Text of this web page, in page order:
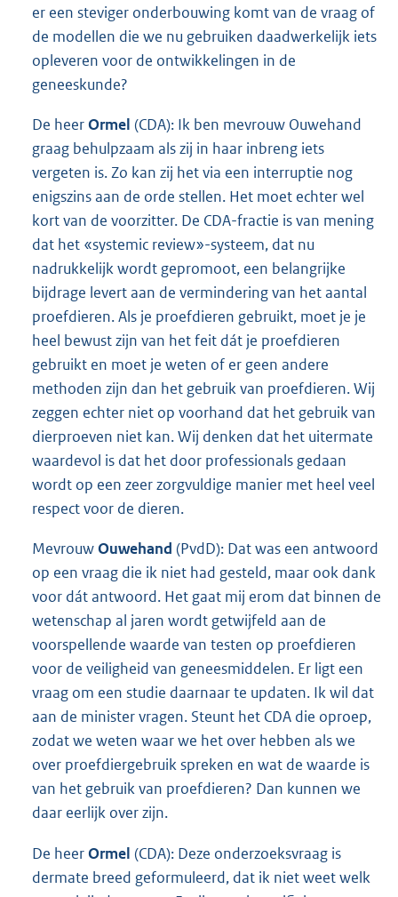
er een steviger onderbouwing komt van de vraag of
de modellen die we nu gebruiken daadwerkelijk iets
opleveren voor de ontwikkelingen in de
geneeskunde?
De heerOrmel (CDA): Ik ben mevrouw Ouwehand
graag behulpzaam als zij in haar inbreng iets
vergeten is. Zo kan zij het via een interruptie nog
enigszins aan de orde stellen. Het moet echter wel
kort van de voorzitter. De CDA-fractie is van mening
dat het «systemic review»-systeem, dat nu
nadrukkelijk wordt gepromoot, een belangrijke
bijdrage levert aan de vermindering van het aantal
proefdieren. Als je proefdieren gebruikt, moet je je
heel bewust zijn van het feit dát je proefdieren
gebruikt en moet je weten of er geen andere
methoden zijn dan het gebruik van proefdieren. Wij
zeggen echter niet op voorhand dat het gebruik van
dierproeven niet kan. Wij denken dat het uitermate
waardevol is dat het door professionals gedaan
wordt op een zeer zorgvuldige manier met heel veel
respect voor de dieren.
MevrouwOuwehand (PvdD): Dat was een antwoord
op een vraag die ik niet had gesteld, maar ook dank
voor dát antwoord. Het gaat mij erom dat binnen de
wetenschap al jaren wordt getwijfeld aan de
voorspellende waarde van testen op proefdieren
voor de veiligheid van geneesmiddelen. Er ligt een
vraag om een studie daarnaar te updaten. Ik wil dat
aan de minister vragen. Steunt het CDA die oproep,
zodat we weten waar we het over hebben als we
over proefdiergebruik spreken en wat de waarde is
van het gebruik van proefdieren? Dan kunnen we
daar eerlijk over zijn.
De heerOrmel (CDA): Deze onderzoeksvraag is
dermate breed geformuleerd, dat ik niet weet welk